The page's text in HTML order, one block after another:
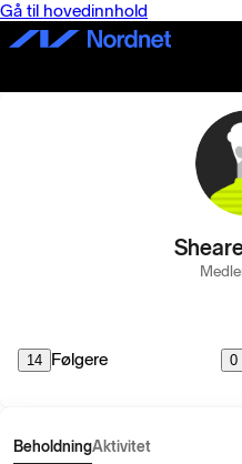
Gå til hovedinnhold
14 Følgere 0
BeholdningAktivitet